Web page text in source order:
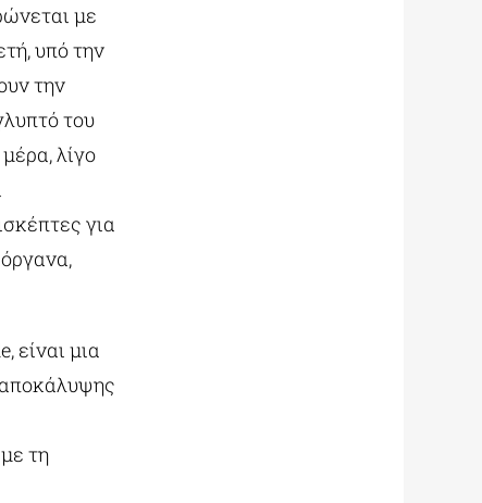
με
υπό την
την
του
λίγο
για
μια
τη